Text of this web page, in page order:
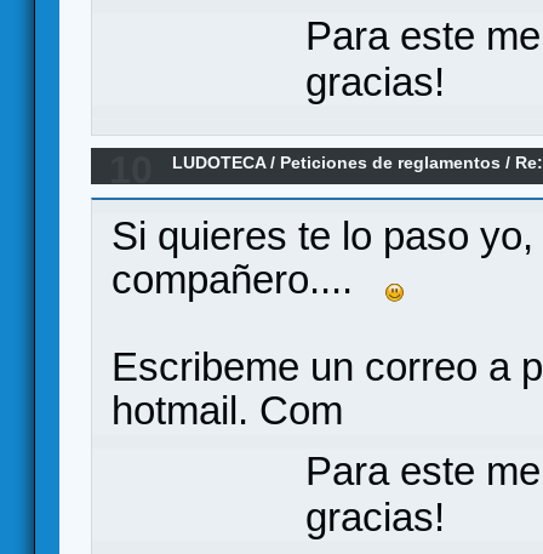
Para este
gracias!
LUDOTECA/ Peticiones de reglamentos /
Si quieres te lo paso
compañero....
Escribeme un correo a
hotmail. Com
Para este
gracias!